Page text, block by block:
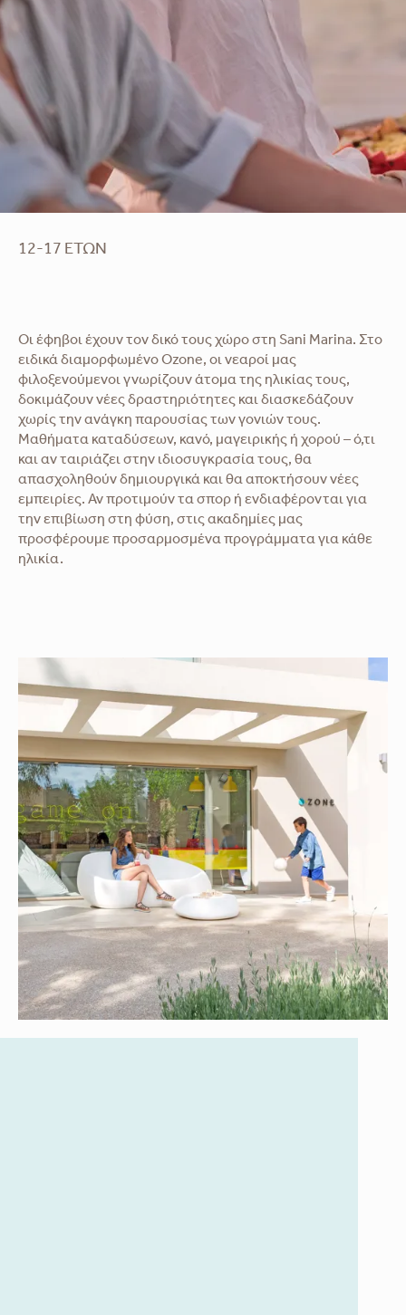
12-17 ΕΤΏΝ
Οι έφηβοι έχουν τον δικό τους χώρο στη Sani Marina. Στο
ειδικά διαμορφωμένο Ozone, οι νεαροί μας
φιλοξενούμενοι γνωρίζουν άτομα της ηλικίας τους,
δοκιμάζουν νέες δραστηριότητες και διασκεδάζουν
χωρίς την ανάγκη παρουσίας των γονιών τους.
Μαθήματα καταδύσεων, κανό, μαγειρικής ή χορού – ό,τι
και αν ταιριάζει στην ιδιοσυγκρασία τους, θα
απασχοληθούν δημιουργικά και θα αποκτήσουν νέες
εμπειρίες. Αν προτιμούν τα σπορ ή ενδιαφέρονται για
την επιβίωση στη φύση, στις ακαδημίες μας
προσφέρουμε προσαρμοσμένα προγράμματα για κάθε
ηλικία.